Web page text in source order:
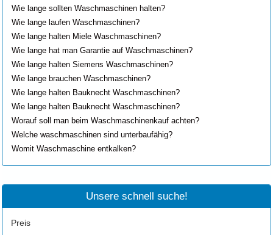
Wie lange sollten Waschmaschinen halten?
Wie lange laufen Waschmaschinen?
Wie lange halten Miele Waschmaschinen?
Wie lange hat man Garantie auf Waschmaschinen?
Wie lange halten Siemens Waschmaschinen?
Wie lange brauchen Waschmaschinen?
Wie lange halten Bauknecht Waschmaschinen?
Wie lange halten Bauknecht Waschmaschinen?
Worauf soll man beim Waschmaschinenkauf achten?
Welche waschmaschinen sind unterbaufähig?
Womit Waschmaschine entkalken?
Unsere schnell suche!
Preis